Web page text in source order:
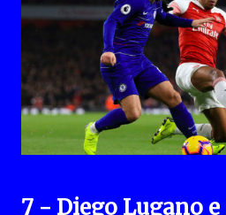
7 - Diego Lugano